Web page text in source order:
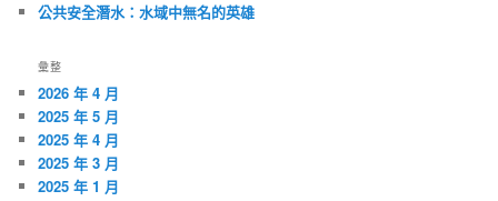
公共安全潛水：水域中無名的英雄
彙整
2026 年 4 月
2025 年 5 月
2025 年 4 月
2025 年 3 月
2025 年 1 月